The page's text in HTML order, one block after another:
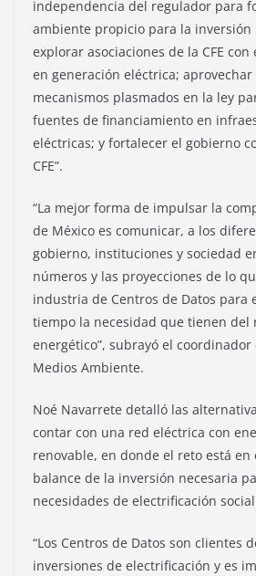
independencia del regulador para
ambiente propicio para la inversión
explorar asociaciones de la CFE
en generación eléctrica; aprovechar
mecanismos plasmados en la ley
fuentes de financiamiento en
eléctricas; y fortalecer el gobierno
CFE”.
“La mejor forma de impulsar la
de México es comunicar, a los
gobierno, instituciones y sociedad
números y las proyecciones de lo
industria de Centros de Datos para
tiempo la necesidad que tienen del
energético”, subrayó el coordinador
Medios Ambiente.
Noé Navarrete detalló las
contar con una red eléctrica con
renovable, en donde el reto está
balance de la inversión necesaria
necesidades de electrificación
“Los Centros de Datos son clientes
inversiones de electrificación y es